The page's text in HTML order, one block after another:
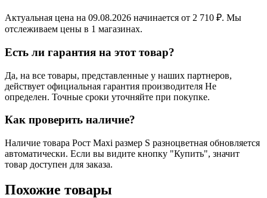
Актуальная цена на 09.08.2026 начинается от 2 710 ₽. Мы
отслеживаем цены в 1 магазинах.
Есть ли гарантия на этот товар?
Да, на все товары, представленные у наших партнеров,
действует официальная гарантия производителя Не
определен. Точные сроки уточняйте при покупке.
Как проверить наличие?
Наличие товара Рост Maxi размер S разноцветная обновляется
автоматически. Если вы видите кнопку "Купить", значит
товар доступен для заказа.
Похожие товары